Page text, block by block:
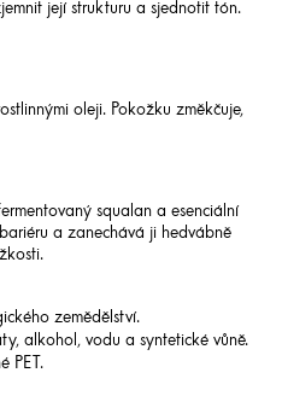
její strukturu a sjednotit tón.
oleji. Pokožku změkčuje,
squalan a esenciální
a zanechává ji hedvábně
zemědělství.
alkohol, vodu a syntetické vůně.
PET.